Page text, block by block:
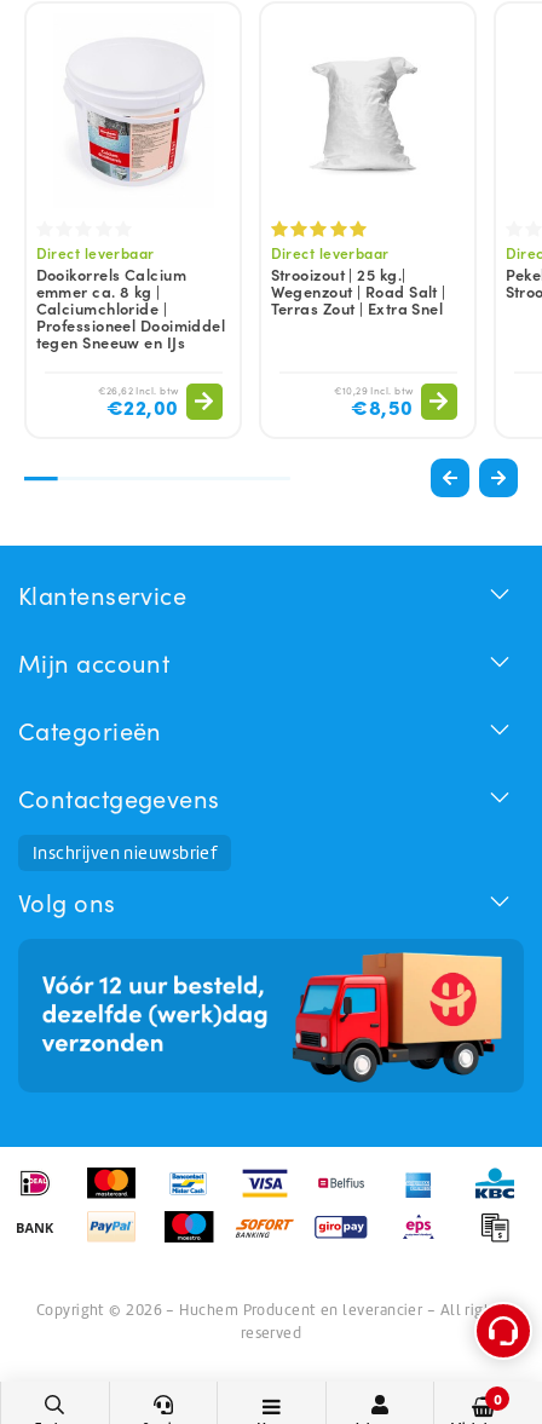
0
Direct leverbaar
Dooikorrels Calcium
emmer ca. 8 kg |
Calciumchloride |
Professioneel Dooimiddel
tegen Sneeuw en IJs
€26,62 Incl. btw
€22,00
Direct leverbaar
Strooizout | 25 kg.|
Wegenzout | Road Salt |
Terras Zout | Extra Snel
€10,29 Incl. btw
€8,50
Klantenservice
Mijn account
Categorieën
Contactgegevens
Inschrijven nieuwsbrief
Volg ons
Copyright © 2026 - Huchem Producent en leverancier - All rights
reserved